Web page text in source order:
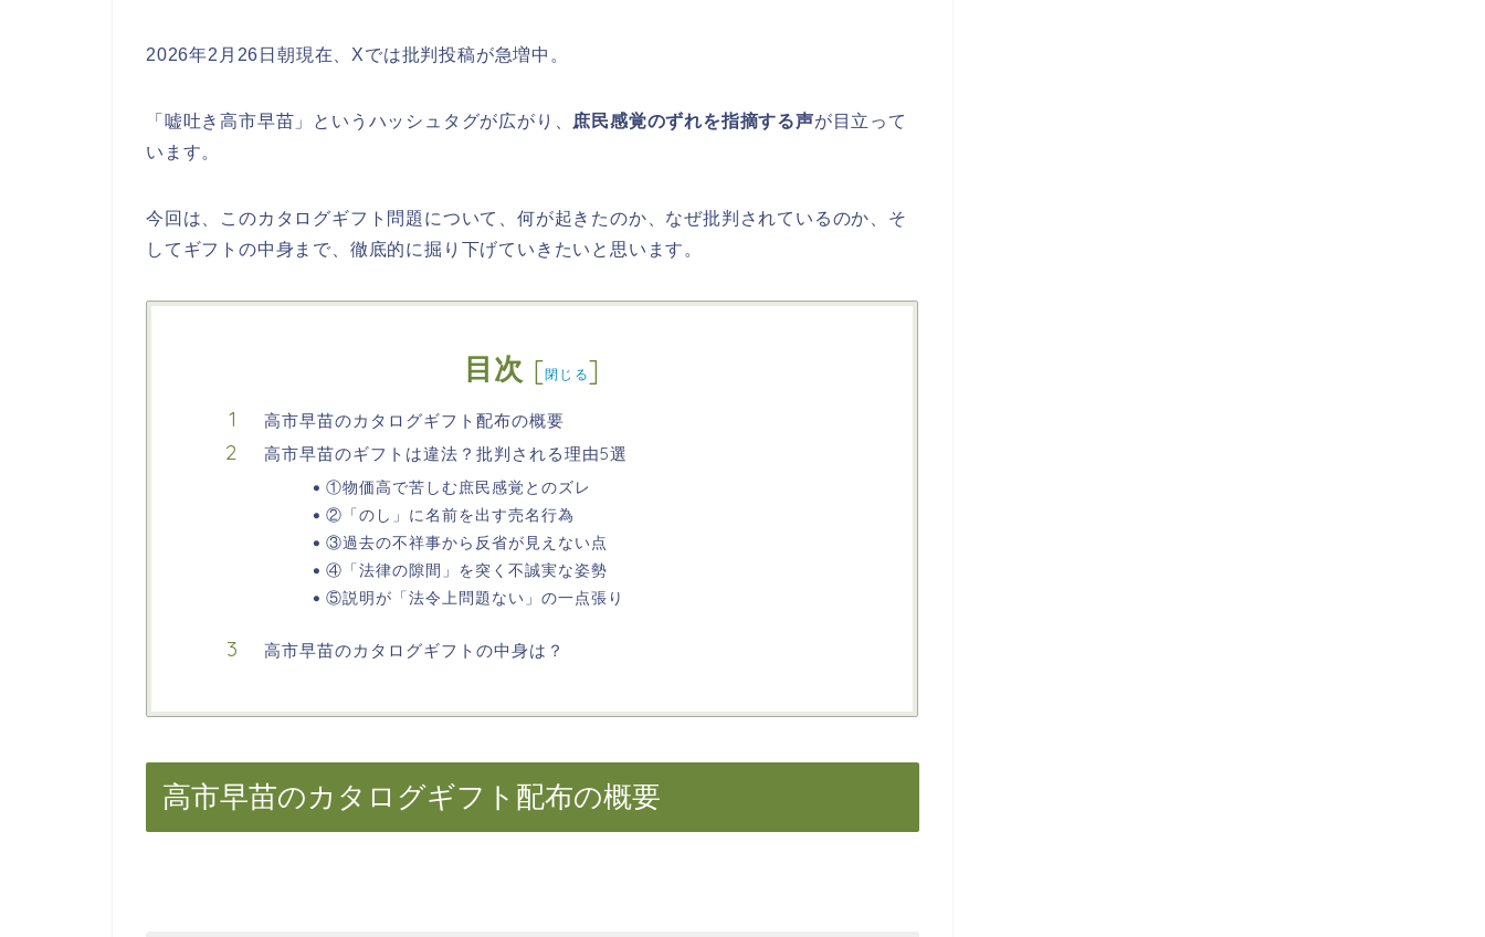
2026年2月26日朝現在、Xでは批判投稿が急増中。
「嘘吐き高市早苗」というハッシュタグが広がり、 庶民感覚のずれを指摘する声が目立って
います。
今回は、このカタログギフト問題について、何が起きたのか、なぜ批判されているのか、そ
してギフトの中身まで、徹底的に掘り下げていきたいと思います。
目次 [閉じる]
高市早苗のカタログギフト配布の概要
高市早苗のギフトは違法？批判される理由5選
①物価高で苦しむ庶民感覚とのズレ
②「のし」に名前を出す売名行為
③過去の不祥事から反省が見えない点
④「法律の隙間」を突く不誠実な姿勢
⑤説明が「法令上問題ない」の一点張り
高市早苗のカタログギフトの中身は？
高市早苗のカタログギフト配布の概要